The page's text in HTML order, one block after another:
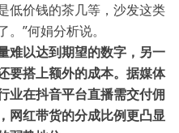
低价钱的茶几等，沙发这类
。”何娟分析说。
难以达到期望的数字，另一
要搭上额外的成本。据媒体
业在抖音平台直播需交付佣
网红带货的分成比例更凸显